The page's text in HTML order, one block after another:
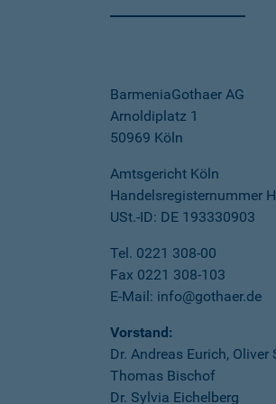
BarmeniaGothaer AG
Arnoldiplatz 1
50969 Köln
Amtsgericht Köln
Handelsregisternummer
USt.-ID: DE 193330903
Tel. 0221 308-00
Fax 0221 308-103
E-Mail: info@gothaer.de
Vorstand:
Dr. Andreas Eurich,
Thomas Bischof
Dr. Sylvia Eichelberg